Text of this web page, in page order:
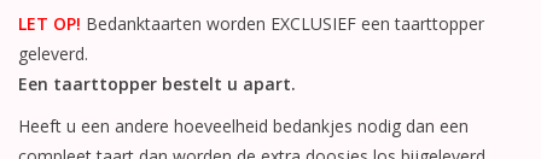
LET OP! Bedanktaarten worden EXCLUSIEF een taarttopper
geleverd.
Een taarttopper bestelt u apart.
Heeft u een andere hoeveelheid bedankjes nodig dan een